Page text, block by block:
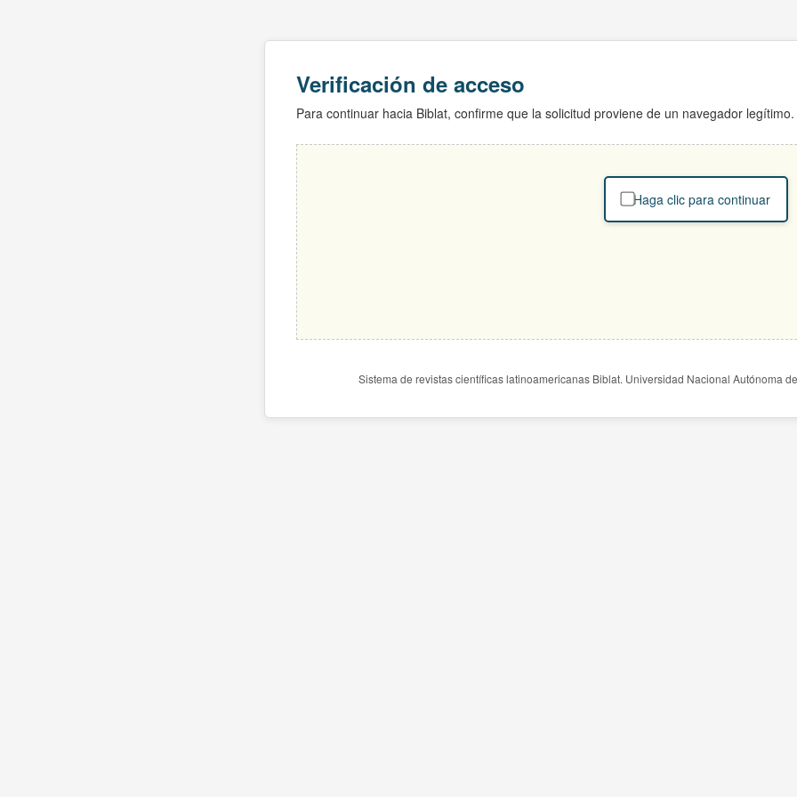
Verificación de acceso
Para continuar hacia Biblat, confirme que la solicitud proviene de un navegador legítimo.
Haga clic para continuar
Sistema de revistas científicas latinoamericanas Biblat. Universidad Nacional Autónoma